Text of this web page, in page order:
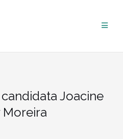
Joacine
Moreira